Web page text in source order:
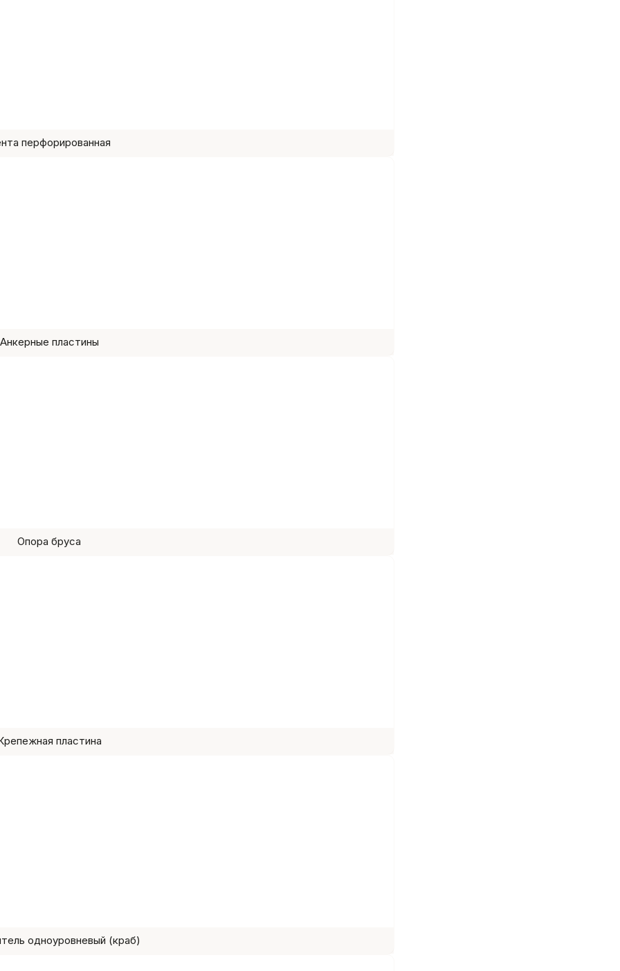
перфорированная
Анкерные пластины
Опора бруса
пластина
одноуровневый (краб)